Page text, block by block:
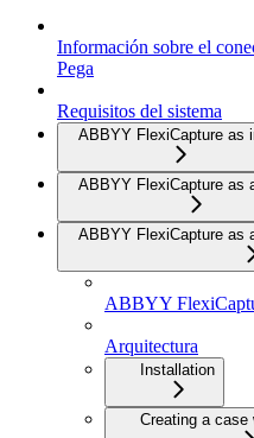
Información sobre el
Pega
Requisitos del sistema
ABBYY FlexiCapture as
ABBYY FlexiCapture as
ABBYY FlexiCapture as
ABBYY
Arquitectura
Installation
Creating a case